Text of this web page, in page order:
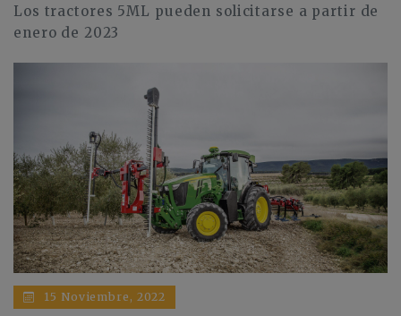
Los tractores 5ML pueden solicitarse a partir de
enero de 2023
15 Noviembre, 2022